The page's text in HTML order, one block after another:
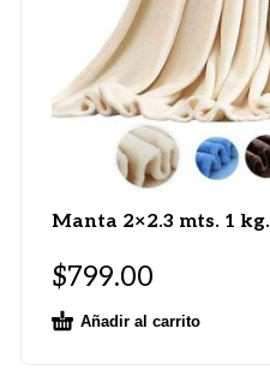
Manta 2×2.3 mts. 1 kg.
$799.00
Añadir al carrito